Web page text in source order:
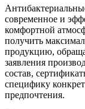
современное и
комфортной
получить
продукцию,
заявления
состав,
специфику
предпочтения.